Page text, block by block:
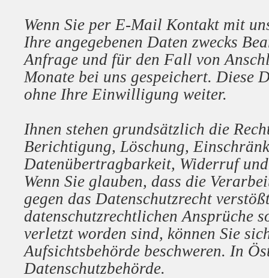
Wenn Sie per E-Mail Kontakt mit
Ihre angegebenen Daten zwecks
Anfrage und für den Fall von
Monate bei uns gespeichert. Diese
ohne Ihre Einwilligung weiter.
Ihnen stehen grundsätzlich die
Berichtigung, Löschung,
Datenübertragbarkeit, Widerruf
Wenn Sie glauben, dass die
gegen das Datenschutzrecht
datenschutzrechtlichen Ansprüche
verletzt worden sind, können Sie
Aufsichtsbehörde beschweren. In
Datenschutzbehörde.